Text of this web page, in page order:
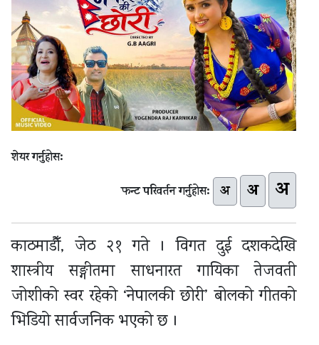
शेयर गर्नुहोस:
फन्ट परिवर्तन गर्नुहोस: अ अ अ
काठमाडौँ, जेठ २१ गते । विगत दुई दशकदेखि
शास्त्रीय सङ्गीतमा साधनारत गायिका तेजवती
जोशीको स्वर रहेको ‘नेपालकी छोरी’ बोलको गीतको
भिडियो सार्वजनिक भएको छ ।